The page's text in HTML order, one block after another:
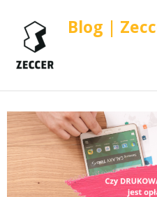
Blog |
Skip
content